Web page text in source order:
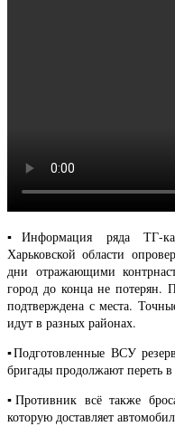
▪️Информация ряда ТГ-
Харьковской области
дни отражающими
город до конца не потерян.
подтверждена с места.
идут в разных районах.
▪️Подготовленные ВСУ
бригады продолжают переть
▪️Противник всё также
которую доставляет